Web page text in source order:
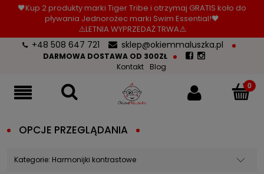
🖤Kup 2 produkty marki Tiger Tribe i otrzymaj GRATIS koło do
pływania Jednorożec marki Swim Essential!🖤
⚠️LETNIA WYPRZEDAŻ TRWA⚠️
+48 508 647 721 sklep@okiemmaluszka.pl
DARMOWA DOSTAWA OD 300ZŁ
Kontakt
Blog
OPCJE PRZEGLĄDANIA
Kategorie: Harmonijki kontrastowe